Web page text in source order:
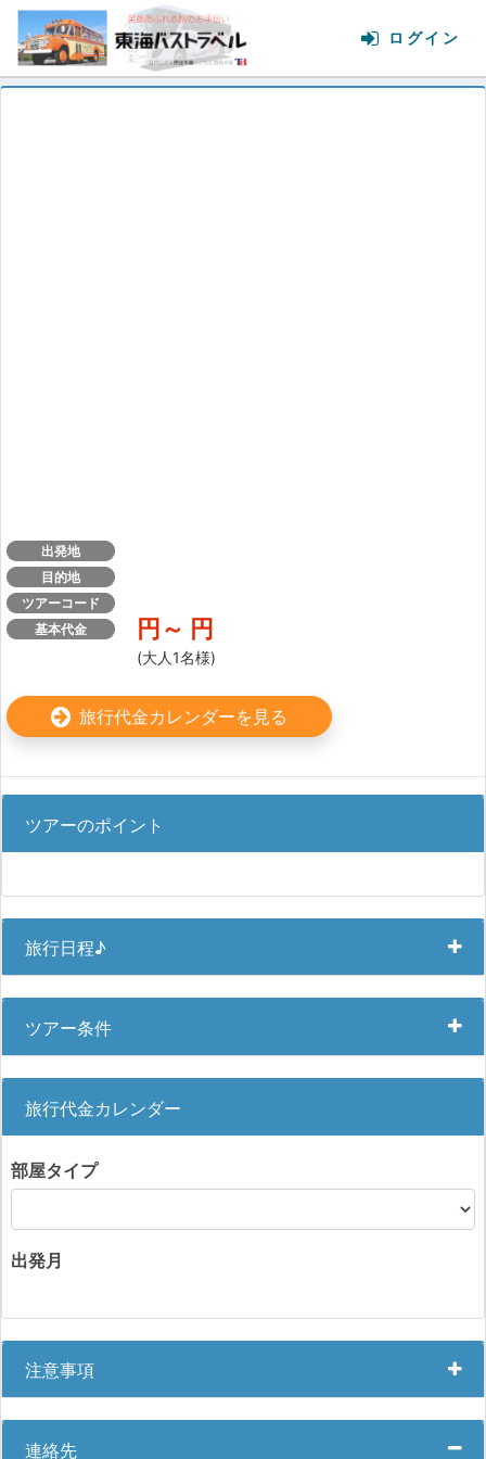
出発地
目的地
ツアーコード
基本代金
円～ 円
(大人1名様)
旅行代金カレンダーを見る
ツアーのポイント
旅行日程♪
ツアー条件
旅行代金カレンダー
部屋タイプ
出発月
注意事項
連絡先